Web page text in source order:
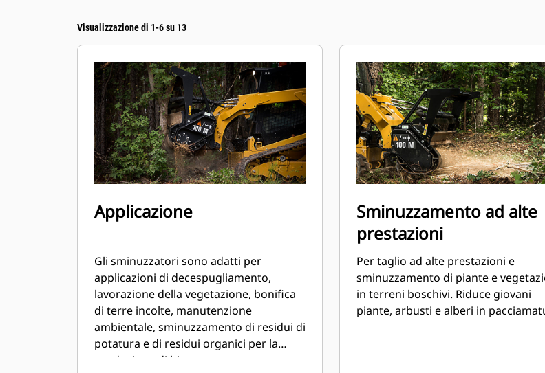
Visualizzazione di 1-6 su 13
Applicazione
Gli sminuzzatori sono adatti per
applicazioni di decespugliamento,
lavorazione della vegetazione, bonifica
di terre incolte, manutenzione
ambientale, sminuzzamento di residui di
potatura e di residui organici per la
produzione di biomasse.
Sminuzzamento ad alte
prestazioni
Per taglio ad alte prestazioni e
sminuzzamento di piante e
in terreni boschivi. Riduce giovani
piante, arbusti e alberi in